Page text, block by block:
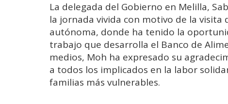
La delegada del Gobierno en Melilla,
la jornada vivida con motivo de la visita
autónoma, donde ha tenido la
trabajo que desarrolla el Banco de
medios, Moh ha expresado su
a todos los implicados en la labor
familias más vulnerables.